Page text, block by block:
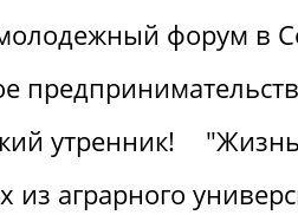
форум в
утренник!
аграрного